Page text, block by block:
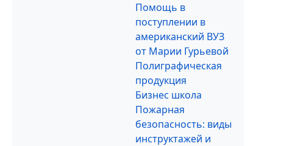
Помощь в
поступлении в
американский ВУЗ
от Марии Гурьевой
Полиграфическая
продукция
Бизнес школа
Пожарная
безопасность: виды
инструктажей и